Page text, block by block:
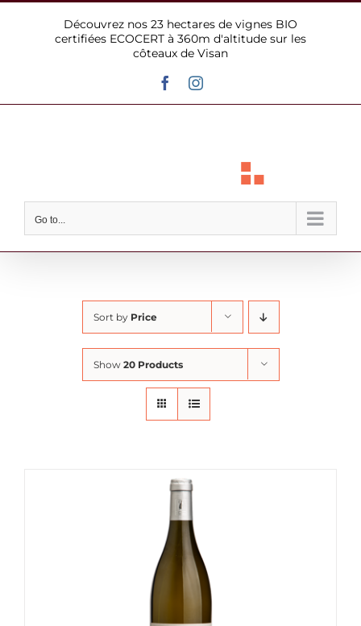
Découvrez nos 23 hectares de vignes BIO
certifiées ECOCERT à 360m d'altitude sur les
côteaux de Visan
FacebookInstagram
Go to...
Sort by Price
Show 20 Products